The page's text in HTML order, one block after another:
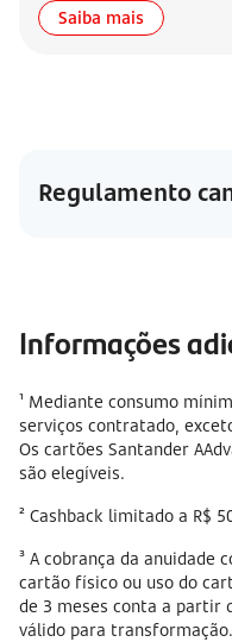
Saiba mais
Regulamento
Informações
¹ Mediante consumo
serviços contratado,
Os cartões Santander
são elegíveis.
² Cashback limitado a R$
³ A cobrança da anuidade
cartão físico ou uso do
de 3 meses conta a partir
válido para transformação.